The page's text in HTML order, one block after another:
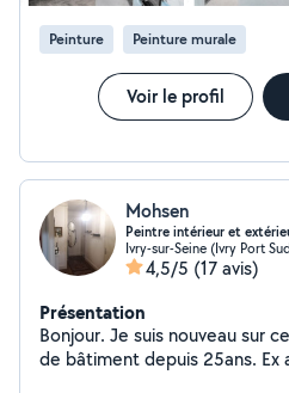
Peinture Peinture murale
Voir le profil
Mohsen
Peintre intérieur et
Ivry-sur-Seine (Ivry Port
4,5/5 (17 avis)
Présentation
Bonjour. Je suis nouveau sur ce site Je suis un peintre
de bâtiment depuis 25ans. Ex